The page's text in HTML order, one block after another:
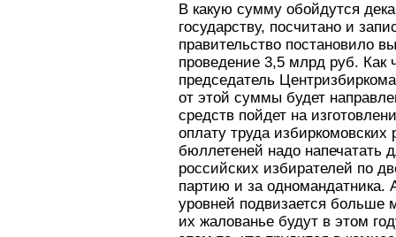
В какую сумму обойдутся
государству, посчитано и
правительство постановило
проведение 3,5 млрд руб. Как
председатель
от этой суммы будет
средств пойдет на
оплату труда избиркомовских
бюллетеней надо напечатать
российских избирателей по
партию и за одномандатника.
уровней подвизается больше
их жалованье будут в этом